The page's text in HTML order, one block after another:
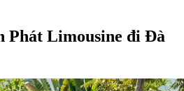
Phát Limousine đi Đà